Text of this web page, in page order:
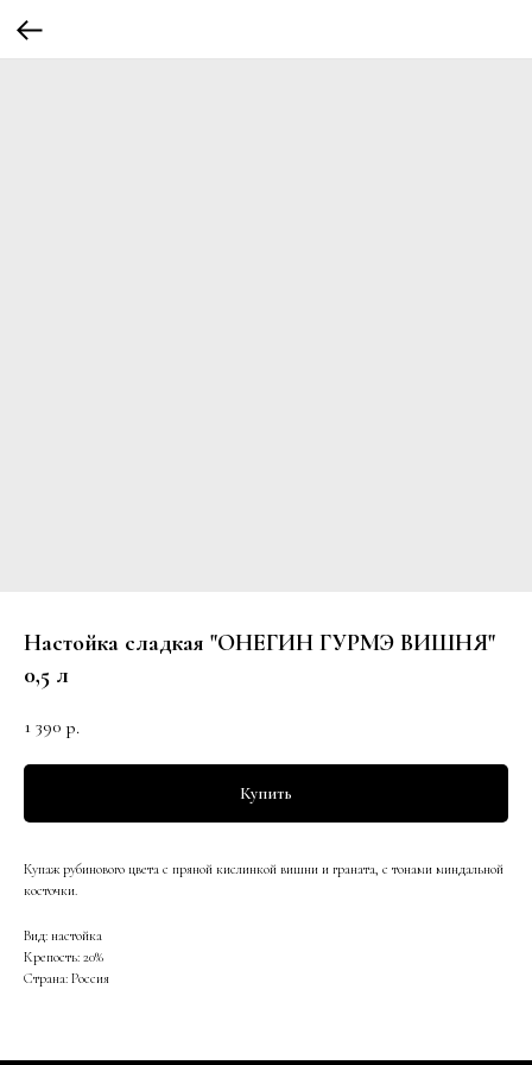
Настойка сладкая "ОНЕГИН ГУРМЭ ВИШНЯ"
0,5 л
1 390 р.
Купить
Купаж рубинового цвета с пряной кислинкой вишни и граната, с тонами миндальной
косточки.
Вид: настойка
Крепость: 20%
Страна: Россия